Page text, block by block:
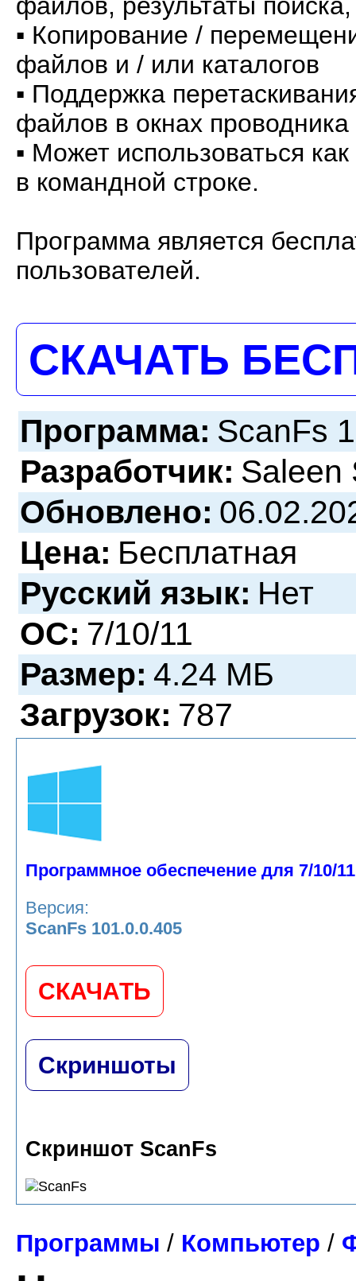
файлов, результаты
▪ Копирование /
файлов и / или каталогов
▪ Поддержка
файлов в окнах проводника
▪ Может использоваться
в командной строке.
Программа является
пользователей.
СКАЧАТЬ
Программа: ScanFs
Разработчик: Saleen
Обновлено:
Цена: Бесплатная
Русский язык: Нет
ОС: 7/10/11
Размер: 4.24 МБ
Загрузок: 787
Программное обеспечение для 7/10/11
Версия:
ScanFs 101.0.0.405
СКАЧАТЬ
Скриншоты
Скриншот ScanFs
Программы / Компьютер /